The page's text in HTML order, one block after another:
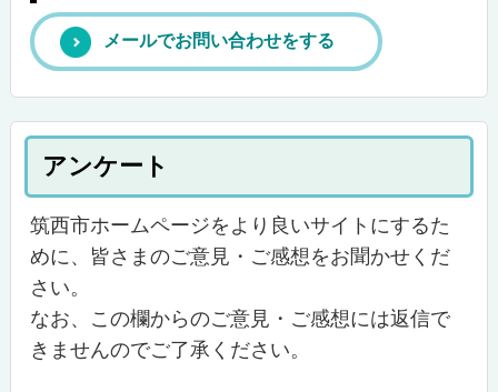
メールでお問い合わせをする
アンケート
筑西市ホームページをより良いサイトにするた
めに、皆さまのご意見・ご感想をお聞かせくだ
さい。
なお、この欄からのご意見・ご感想には返信で
きませんのでご了承ください。